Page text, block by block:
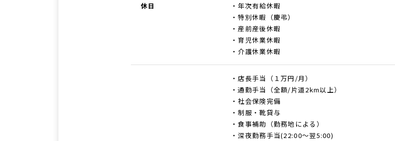
休日
・年次有給休暇
・特別休暇（慶弔）
・産前産後休暇
・育児休業休暇
・介護休業休暇
・店長手当（１万円/月）
・通勤手当（全額/片道2km以上）
・社会保険完備
・制服・靴貸与
・食事補助（勤務地による）
・深夜勤務手当(22:00～翌5:00)